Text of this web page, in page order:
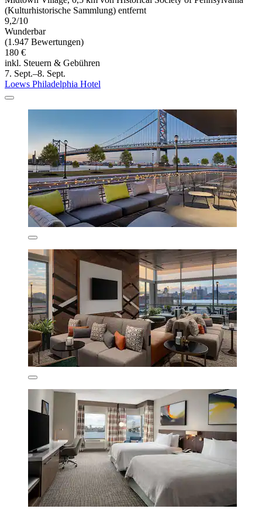
(Kulturhistorische Sammlung) entfernt
9,2/10
Wunderbar
(1.947 Bewertungen)
180 €
inkl. Steuern & Gebühren
7. Sept.–8. Sept.
Loews Philadelphia Hotel